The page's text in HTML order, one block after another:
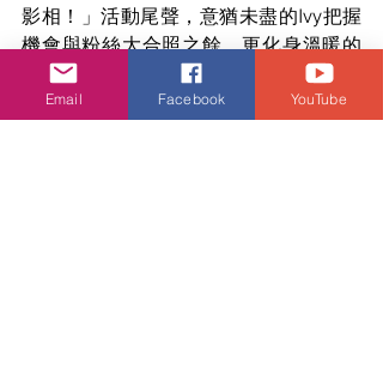
影相！」活動尾聲，意猶未盡的Ivy把握
機會與粉絲大合照之餘，更化身溫暖的
聖誕老人，向大家大派超可愛的太古城
中心「熊仔笑笑糖」糖衣掛飾盲袋，讓
Email Facebook YouTube